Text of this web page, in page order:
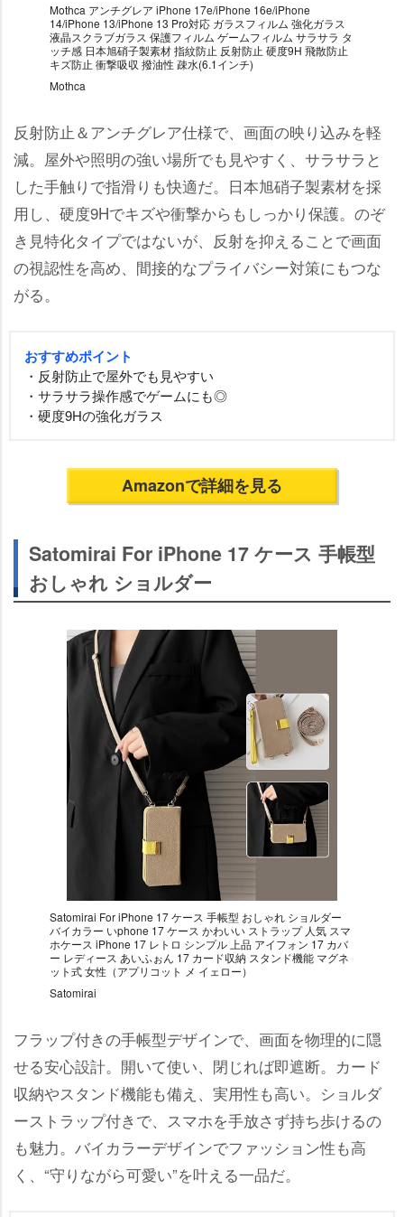
Mothca アンチグレア iPhone 17e/iPhone 16e/iPhone
14/iPhone 13/iPhone 13 Pro対応 ガラスフィルム 強化ガラス
液晶スクラブガラス 保護フィルム ゲームフィルム サラサラ タ
ッチ感 日本旭硝子製素材 指紋防止 反射防止 硬度9H 飛散防止
キズ防止 衝撃吸収 撥油性 疎水(6.1インチ)
Mothca
反射防止＆アンチグレア仕様で、画面の映り込みを軽
減。屋外や照明の強い場所でも見やすく、サラサラと
した手触りで指滑りも快適だ。日本旭硝子製素材を採
用し、硬度9Hでキズや衝撃からもしっかり保護。のぞ
き見特化タイプではないが、反射を抑えることで画面
の視認性を高め、間接的なプライバシー対策にもつな
がる。
おすすめポイント
・反射防止で屋外でも見やすい
・サラサラ操作感でゲームにも◎
・硬度9Hの強化ガラス
Amazonで詳細を見る
Satomirai For iPhone 17 ケース 手帳型
おしゃれ ショルダー
Satomirai For iPhone 17 ケース 手帳型 おしゃれ ショルダー
バイカラー いphone 17 ケース かわいい ストラップ 人気 スマ
ホケース iPhone 17 レトロ シンプル 上品 アイフォン 17 カバ
ー レディース あいふぉん 17 カード収納 スタンド機能 マグネ
ット式 女性（アプリコット メ イェロー）
Satomirai
フラップ付きの手帳型デザインで、画面を物理的に隠
せる安心設計。開いて使い、閉じれば即遮断。カード
収納やスタンド機能も備え、実用性も高い。ショルダ
ーストラップ付きで、スマホを手放さず持ち歩けるの
も魅力。バイカラーデザインでファッション性も高
く、“守りながら可愛い”を叶える一品だ。